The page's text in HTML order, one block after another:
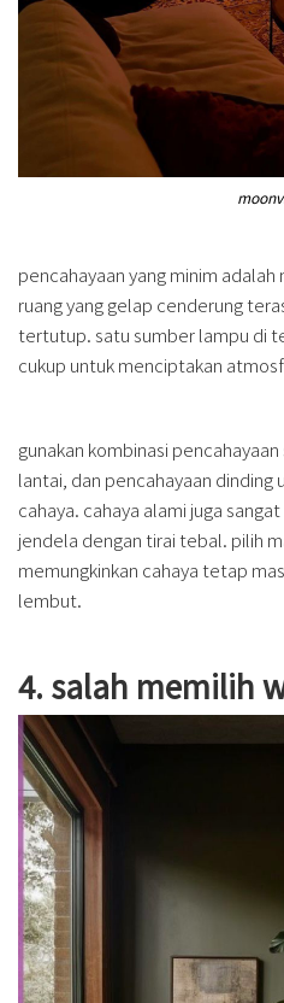
pencahayaan yang minim
ruang yang gelap cenderung
tertutup. satu sumber lampu di
cukup untuk menciptakan
gunakan kombinasi
lantai, dan pencahayaan dinding
cahaya. cahaya alami juga
jendela dengan tirai tebal. pilih
memungkinkan cahaya tetap
lembut.
4. salah memilih